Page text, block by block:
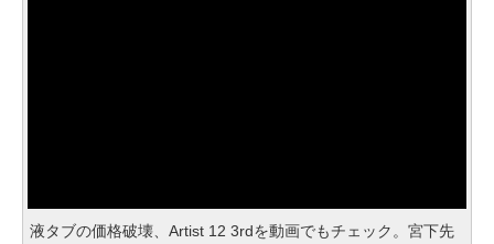
液タブの価格破壊、Artist 12 3rdを動画でもチェック。宮下先